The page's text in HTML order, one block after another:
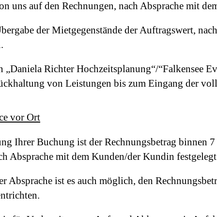
uns auf den Rechnungen, nach Absprache mit
der Mietgegenstände der Auftragswert,
Richter Hochzeitsplanung“/“Falkensee
von Leistungen bis zum Eingang der
vor Ort
Ihrer Buchung ist der Rechnungsbetrag binnen
Absprache mit dem Kunden/der Kundin
Absprache ist es auch möglich, den